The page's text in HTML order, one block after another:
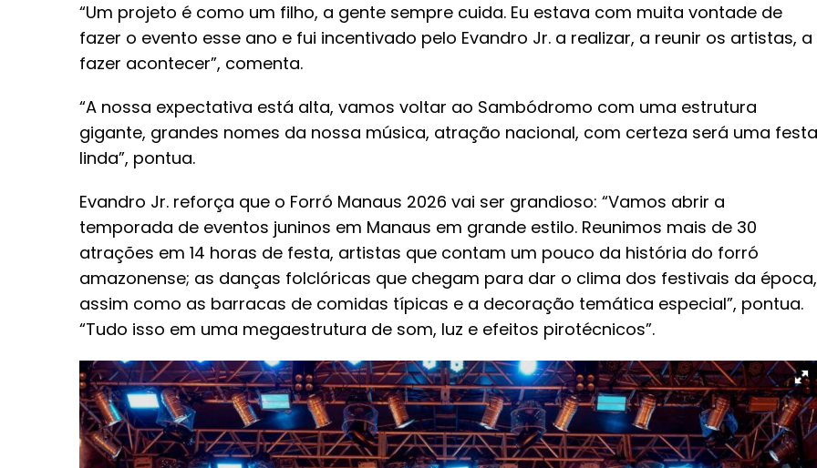
“Um projeto é como um filho, a gente sempre cuida. Eu estava com muita vontade de
fazer o evento esse ano e fui incentivado pelo Evandro Jr. a realizar, a reunir os artistas, a
fazer acontecer”, comenta.
“A nossa expectativa está alta, vamos voltar ao Sambódromo com uma estrutura
gigante, grandes nomes da nossa música, atração nacional, com certeza será uma festa
linda”, pontua.
Evandro Jr. reforça que o Forró Manaus 2026 vai ser grandioso: “Vamos abrir a
temporada de eventos juninos em Manaus em grande estilo. Reunimos mais de 30
atrações em 14 horas de festa, artistas que contam um pouco da história do forró
amazonense; as danças folclóricas que chegam para dar o clima dos festivais da época,
assim como as barracas de comidas típicas e a decoração temática especial”, pontua.
“Tudo isso em uma megaestrutura de som, luz e efeitos pirotécnicos”.